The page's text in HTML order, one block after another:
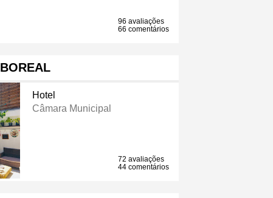
96 avaliações
66 comentários
BOREAL
Hotel
Câmara Municipal
72 avaliações
44 comentários